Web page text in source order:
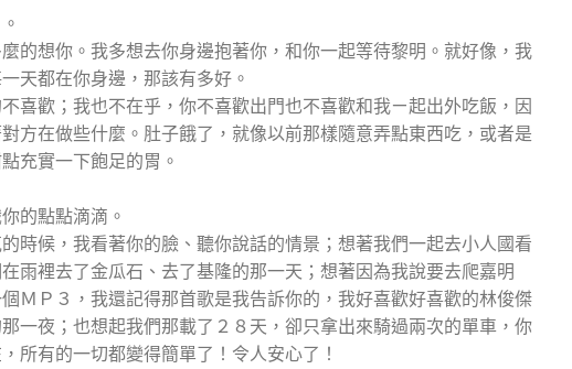
的想你。我多想去你身邊抱著你，和你一起等待黎明。就好像，我
天都在你身邊，那該有多好。
喜歡；我也不在乎，你不喜歡出門也不喜歡和我ㄧ起出外吃飯，因
方在做些什麼。肚子餓了，就像以前那樣隨意弄點東西吃，或者是
充實一下飽足的胃。
的點點滴滴。
時候，我看著你的臉、聽你說話的情景；想著我們一起去小人國看
雨裡去了金瓜石、去了基隆的那一天；想著因為我說要去爬嘉明
ＭＰ３，我還記得那首歌是我告訴你的，我好喜歡好喜歡的林俊傑
一夜；也想起我們那載了２８天，卻只拿出來騎過兩次的單車，你
所有的一切都變得簡單了！令人安心了！